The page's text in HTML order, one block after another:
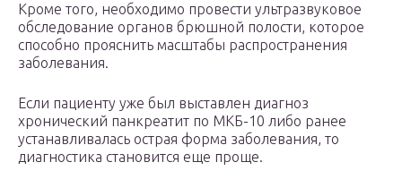
Кроме того, необходимо провести ультразвуковое
обследование органов брюшной полости, которое
способно прояснить масштабы распространения
заболевания.
Если пациенту уже был выставлен диагноз
хронический панкреатит по МКБ-10 либо ранее
устанавливалась острая форма заболевания, то
диагностика становится еще проще.